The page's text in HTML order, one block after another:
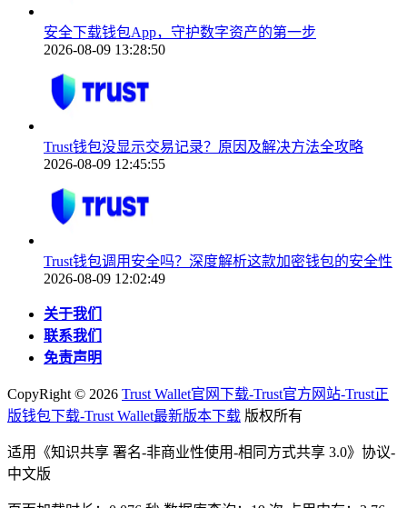
安全下载钱包App，守护数字资产的第一步
2026-08-09 13:28:50
Trust钱包没显示交易记录？原因及解决方法全攻略
2026-08-09 12:45:55
Trust钱包调用安全吗？深度解析这款加密钱包的安全性
2026-08-09 12:02:49
关于我们
联系我们
免责声明
CopyRight © 2026 Trust Wallet官网下载-Trust官方网站-Trust正
版钱包下载-Trust Wallet最新版本下载 版权所有
适用《知识共享 署名-非商业性使用-相同方式共享 3.0》协议-
中文版